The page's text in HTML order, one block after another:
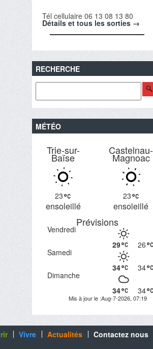
Tél cellulaire 06 13 08 13 80
Détails et tous les sorties →
RECHERCHE
MÉTÉO
Trie-sur-
Baïse
23
ensoleillé
Castelnau-
Magnoac
23
ensoleillé
Prévisions
Vendredi
26
29
Samedi
34
34
Dimanche
34
34
Mis à jour le :Aug-7-2026, 07:19
Vivre Actualités Contactez nous